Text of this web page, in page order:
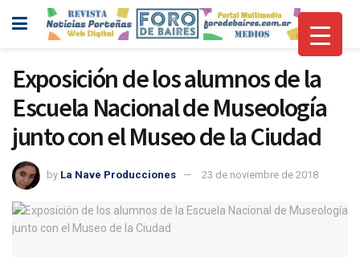
Exposición de los alumnos de la
Escuela Nacional de Museología
junto con el Museo de la Ciudad
by La Nave Producciones 23 de noviembre de 2018